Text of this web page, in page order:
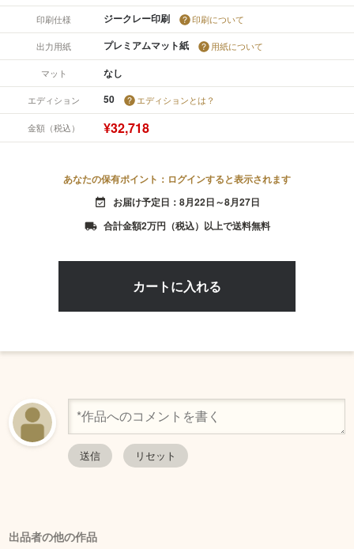
印刷仕様 ジークレー印刷 印刷について
出力用紙 プレミアムマット紙 用紙について
マット なし
エディション 50 エディションとは？
金額（税込） ¥32,718
あなたの保有ポイント：ログインすると表示されます
event_available お届け予定日：8月22日～8月27日
local_shipping 合計金額2万円（税込）以上で送料無料
出品者の他の作品